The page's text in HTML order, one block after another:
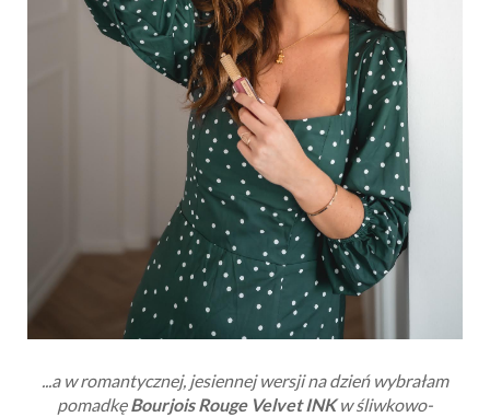
...a w romantycznej, jesiennej wersji na dzień wybrałam
pomadkęBourjois Rouge Velvet INKw śliwkowo-